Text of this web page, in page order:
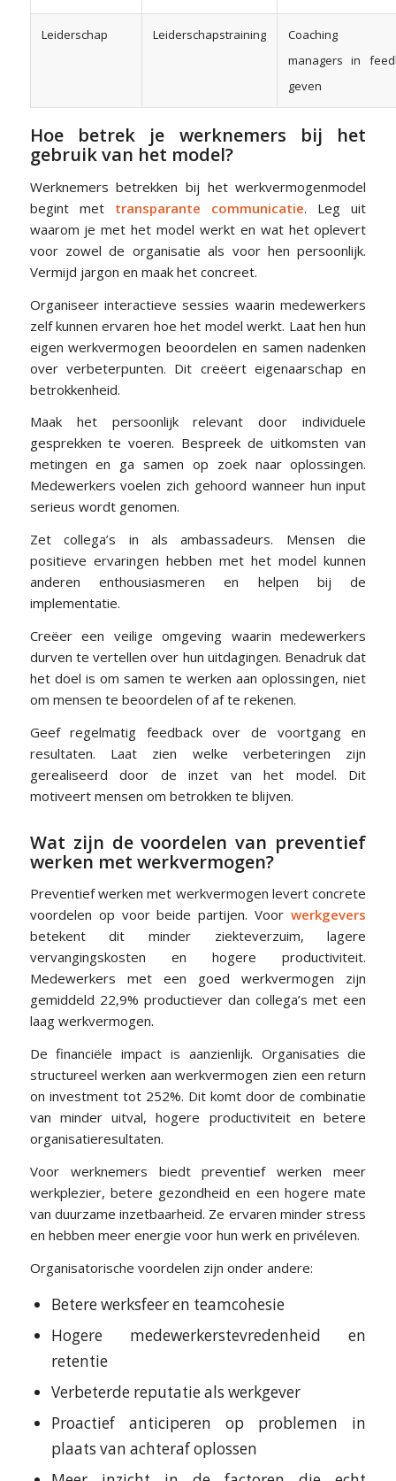
Leiderschap Leiderschapstraining
Coaching
managers in
geven
Hoe betrek je werknemers bij het
gebruik van het model?
Werknemers betrekken bij het werkvermogenmodel
begint met transparante communicatie. Leg uit
waarom je met het model werkt en wat het oplevert
voor zowel de organisatie als voor hen persoonlijk.
Vermijd jargon en maak het concreet.
Organiseer interactieve sessies waarin medewerkers
zelf kunnen ervaren hoe het model werkt. Laat hen hun
eigen werkvermogen beoordelen en samen nadenken
over verbeterpunten. Dit creëert eigenaarschap en
betrokkenheid.
Maak het persoonlijk relevant door individuele
gesprekken te voeren. Bespreek de uitkomsten van
metingen en ga samen op zoek naar oplossingen.
Medewerkers voelen zich gehoord wanneer hun input
serieus wordt genomen.
Zet collega’s in als ambassadeurs. Mensen die
positieve ervaringen hebben met het model kunnen
anderen enthousiasmeren en helpen bij de
implementatie.
Creëer een veilige omgeving waarin medewerkers
durven te vertellen over hun uitdagingen. Benadruk dat
het doel is om samen te werken aan oplossingen, niet
om mensen te beoordelen of af te rekenen.
Geef regelmatig feedback over de voortgang en
resultaten. Laat zien welke verbeteringen zijn
gerealiseerd door de inzet van het model. Dit
motiveert mensen om betrokken te blijven.
Wat zijn de voordelen van preventief
werken met werkvermogen?
Preventief werken met werkvermogen levert concrete
voordelen op voor beide partijen. Voorwerkgevers
betekent dit minder ziekteverzuim, lagere
vervangingskosten en hogere productiviteit.
Medewerkers met een goed werkvermogen zijn
gemiddeld 22,9% productiever dan collega’s met een
laag werkvermogen.
De financiële impact is aanzienlijk. Organisaties die
structureel werken aan werkvermogen zien een return
on investment tot 252%. Dit komt door de combinatie
van minder uitval, hogere productiviteit en betere
organisatieresultaten.
Voor werknemers biedt preventief werken meer
werkplezier, betere gezondheid en een hogere mate
van duurzame inzetbaarheid. Ze ervaren minder stress
en hebben meer energie voor hun werk en privéleven.
Organisatorische voordelen zijn onder andere:
Betere werksfeer en teamcohesie
Hogere medewerkerstevredenheid en
retentie
Verbeterde reputatie als werkgever
Proactief anticiperen op problemen in
plaats van achteraf oplossen